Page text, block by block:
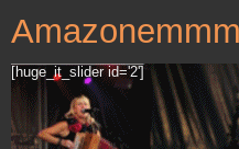
[huge_it_slider id='2']